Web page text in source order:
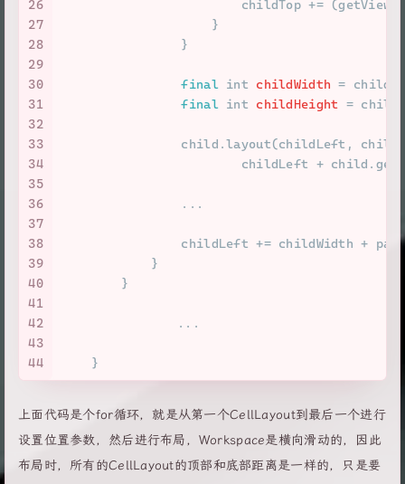
26
27
28
29
30
31
32
33
34
35
36
37
38
39
40
41
42
43
44
childTop +=
                    }
                }
final int childWidth =
final int childHeight =
child.layout(childLeft,
childLeft +
                ...
childLeft += childWidth +
            }
        }
		...
    }
上面代码是个for循环，就是从第一个CellLayout到最后一个进行
设置位置参数，然后进行布局，Workspace是横向滑动的，因此
布局时，所有的CellLayout的顶部和底部距离是一样的，只是要